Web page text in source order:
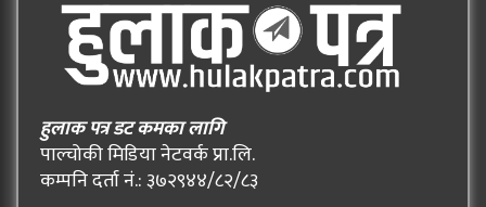
हुलाक पत्र डट कमका लागि
पाल्चोकी मिडिया नेटवर्क प्रा.लि.
कम्पनि दर्ता नं.: ३७२९४४/८२/८३